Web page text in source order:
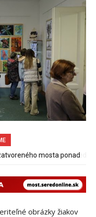
pečivárne v Seredi
obrázky žiakov